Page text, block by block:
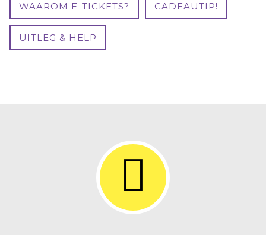
WAAROM E-TICKETS? CADEAUTIP!
UITLEG & HELP